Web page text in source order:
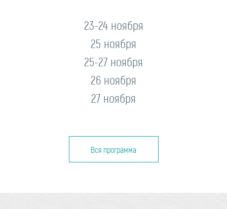
23-24 ноября
25 ноября
25-27 ноября
26 ноября
27 ноября
Вся программа